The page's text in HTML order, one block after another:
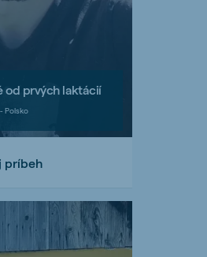
od prvých laktácií
Polsko
príbeh